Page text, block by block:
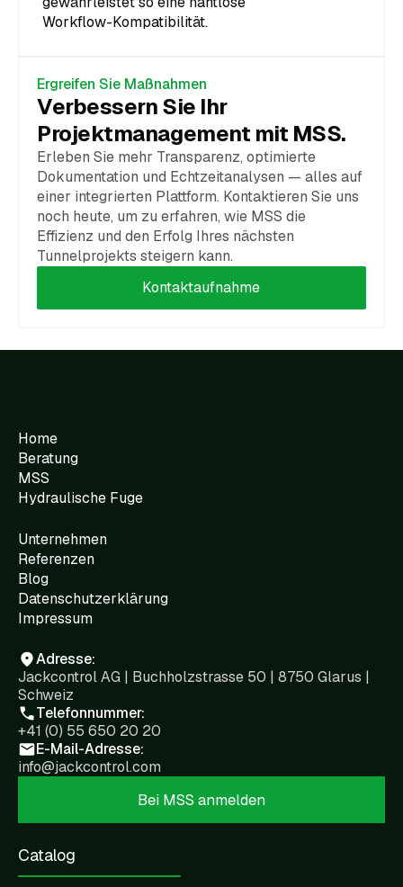
Workflow-Kompatibilität.
Ergreifen Sie Maßnahmen
Verbessern Sie Ihr
Projektmanagement mit MSS.
Erleben Sie mehr Transparenz, optimierte
Dokumentation und Echtzeitanalysen — alles auf
einer integrierten Plattform. Kontaktieren Sie uns
noch heute, um zu erfahren, wie MSS die
Effizienz und den Erfolg Ihres nächsten
Tunnelprojekts steigern kann.
Kontaktaufnahme
Catalog
Home
Beratung
MSS
Hydraulische Fuge
Unternehmen
Referenzen
Blog
Datenschutzerklärung
Impressum
Adresse:
Jackcontrol AG | Buchholzstrasse 50 | 8750 Glarus |
Schweiz
Telefonnummer:
+41 (0) 55 650 20 20
E-Mail-Adresse:
info@jackcontrol.com
Bei MSS anmelden